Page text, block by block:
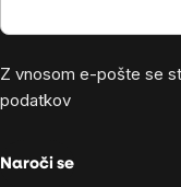
Z vnosom e-pošte se
podatkov
Naroči se